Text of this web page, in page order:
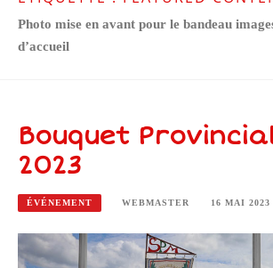
Photo mise en avant pour le bandeau
d’accueil
Bouquet
2023
ÉVÉNEMENT WEBMASTER 16 MAI 2023